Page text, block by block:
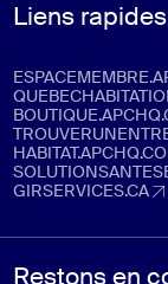
Liens rapides
quebechabitation.ca
boutique.apchq.com
habitat.apchq.com
GIRSERVICES.CA
Restons en